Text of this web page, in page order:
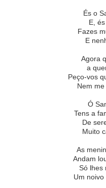
És o
E,
Fazes
E
Agora
a
Peço-vos
Nem
Ó
Tens a
De
Muito
As
Andam
Só lhes
Um